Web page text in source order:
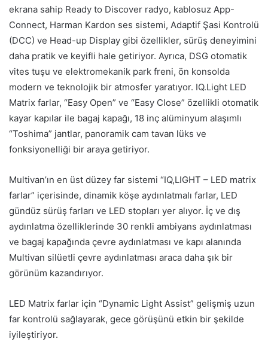
ekrana sahip Ready to Discover radyo, kablosuz App-
Connect, Harman Kardon ses sistemi, Adaptif Şasi Kontrolü
(DCC) ve Head-up Display gibi özellikler, sürüş deneyimini
daha pratik ve keyifli hale getiriyor. Ayrıca, DSG otomatik
vites tuşu ve elektromekanik park freni, ön konsolda
modern ve teknolojik bir atmosfer yaratıyor. IQ.Light LED
Matrix farlar, “Easy Open” ve “Easy Close” özellikli otomatik
kayar kapılar ile bagaj kapağı, 18 inç alüminyum alaşımlı
“Toshima” jantlar, panoramik cam tavan lüks ve
fonksiyonelliği bir araya getiriyor.
Multivan’ın en üst düzey far sistemi “IQ,LIGHT – LED matrix
farlar” içerisinde, dinamik köşe aydınlatmalı farlar, LED
gündüz sürüş farları ve LED stopları yer alıyor. İç ve dış
aydınlatma özelliklerinde 30 renkli ambiyans aydınlatması
ve bagaj kapağında çevre aydınlatması ve kapı alanında
Multivan silüetli çevre aydınlatması araca daha şık bir
görünüm kazandırıyor.
LED Matrix farlar için “Dynamic Light Assist” gelişmiş uzun
far kontrolü sağlayarak, gece görüşünü etkin bir şekilde
iyileştiriyor.